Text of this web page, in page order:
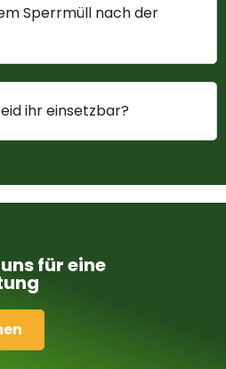
Sperrmüll nach der
ihr einsetzbar?
für eine